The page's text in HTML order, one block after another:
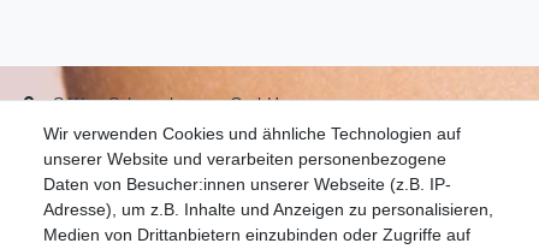
Wir verwenden Cookies und ähnliche Technologien auf
unserer Website und verarbeiten personenbezogene
Daten von Besucher:innen unserer Webseite (z.B. IP-
Adresse), um z.B. Inhalte und Anzeigen zu personalisieren,
Medien von Drittanbietern einzubinden oder Zugriffe auf
S.W.w. Schmuckwaren GmbH
07051-9608828
info@schmuckador.de
Montag bis Freitag 8.30 – 12.00 Uhr und 13.30 bis 17.30 Uhr